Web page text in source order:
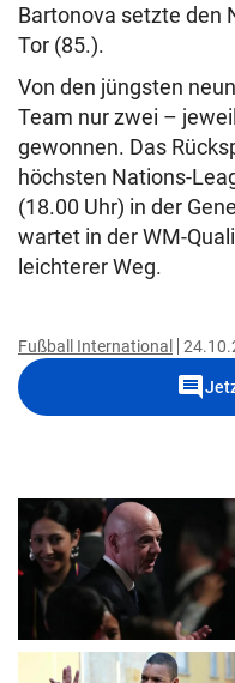
Bartonova setzte den
Tor (85.).
Von den jüngsten
Team nur zwei –
gewonnen. Das
höchsten Nations-
(18.00 Uhr) in der
wartet in der WM-
leichterer Weg.
Fußball International
comment